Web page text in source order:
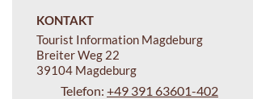
KONTAKT
Tourist Information Magdeburg
Breiter Weg 22
39104 Magdeburg
Telefon: +49 391 63601-402